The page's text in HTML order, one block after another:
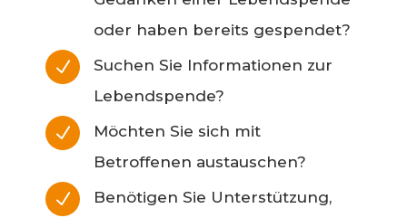
oder haben bereits gespendet?
N
Suchen Sie Informationen zur
Lebendspende?
N
Möchten Sie sich mit
Betroffenen austauschen?
N
Benötigen Sie Unterstützung,